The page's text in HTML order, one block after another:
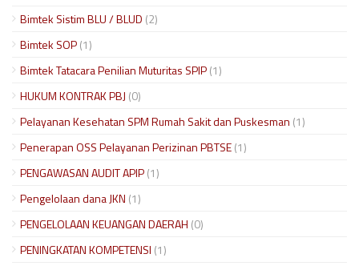
Bimtek Sistim BLU / BLUD (2)
Bimtek SOP(1)
Bimtek Tatacara Penilian Muturitas SPIP(1)
HUKUM KONTRAK PBJ (0)
Pelayanan Kesehatan SPM Rumah Sakit dan Puskesman (1)
Penerapan OSS Pelayanan Perizinan PBTSE(1)
PENGAWASAN AUDIT APIP(1)
Pengelolaan dana JKN (1)
PENGELOLAAN KEUANGAN DAERAH (0)
PENINGKATAN KOMPETENSI (1)